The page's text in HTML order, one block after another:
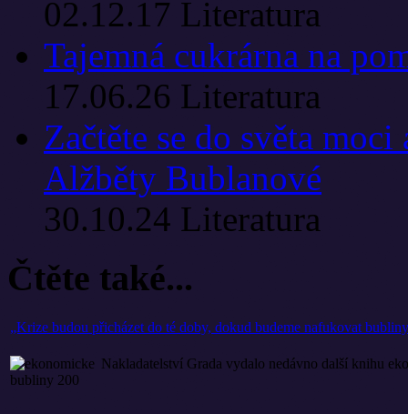
02.12.17 Literatura
Tajemná cukrárna na
17.06.26 Literatura
Začtěte se do světa
Alžběty Bublanové
30.10.24 Literatura
Čtěte také...
„Krize budou přicházet do té doby, dokud budeme nafukovat
Nakladatelství Grada vydalo nedávno další knihu